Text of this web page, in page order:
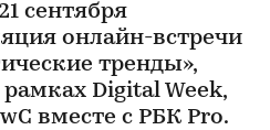
сентября
онлайн-встречи
тренды»,
Digital Week,
вместе с РБК Pro.